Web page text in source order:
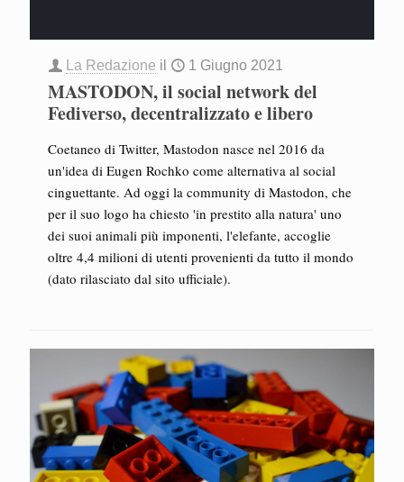
La Redazione il 1 Giugno 2021
MASTODON, il social network del
Fediverso, decentralizzato e libero
Coetaneo di Twitter, Mastodon nasce nel 2016 da
un'idea di Eugen Rochko come alternativa al social
cinguettante. Ad oggi la community di Mastodon, che
per il suo logo ha chiesto 'in prestito alla natura' uno
dei suoi animali più imponenti, l'elefante, accoglie
oltre 4,4 milioni di utenti provenienti da tutto il mondo
(dato rilasciato dal sito ufficiale).